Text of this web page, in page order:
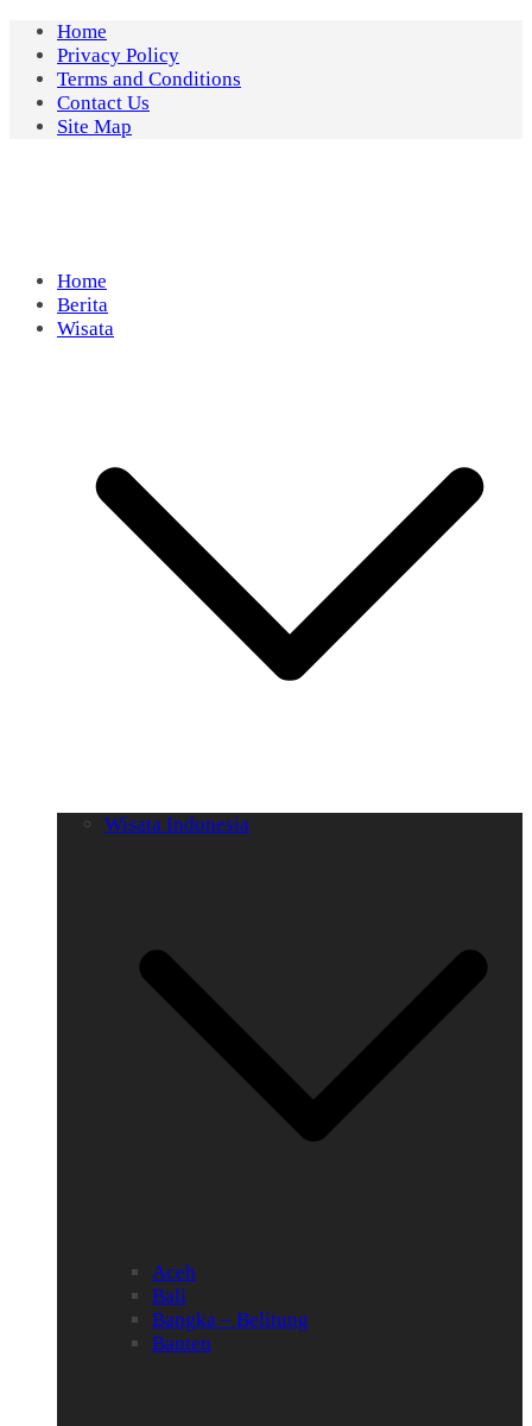
Skip
content
Home
Privacy Policy
Terms and Conditions
Contact Us
Site Map
Home
Berita
Wisata
Wisata Indonesia
Aceh
Bali
Bangka – Belitung
Banten